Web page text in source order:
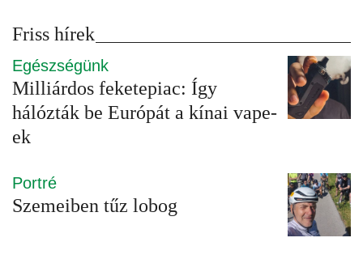
Friss hírek
Egészségünk
Milliárdos feketepiac: Így
hálózták be Európát a kínai vape-
ek
Portré
Szemeiben tűz lobog